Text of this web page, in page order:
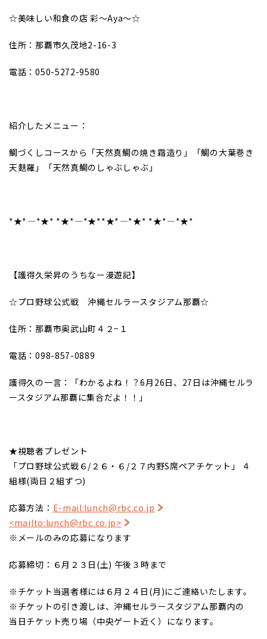
☆美味しい和食の店 彩～Aya～☆
住所：那覇市久茂地2-16-3
電話：050-5272-9580
紹介したメニュー：
鯛づくしコースから「天然真鯛の焼き霜造り」「鯛の大葉巻き
天麩羅」「天然真鯛のしゃぶしゃぶ」
*★*――――*★* *★*――――*★**★*――――*★* *★*――――*★*
【護得久栄昇のうちなー漫遊記】
☆プロ野球公式戦 沖縄セルラースタジアム那覇☆
住所：那覇市奥武山町４２−１
電話：098-857-0889
護得久の一言：「わかるよね！？6月26日、27日は沖縄セルラ
ースタジアム那覇に集合だよ！！」
★視聴者プレゼント
「プロ野球公式戦６/２６・６/２７内野S席ペアチケット」 ４
組様(両日２組ずつ)
応募方法： E-mail:lunch@rbc.co.jp
<mailto:lunch@rbc.co.jp>
※メールのみの応募になります
応募締切：６月２３日(土) 午後３時まで
※チケット当選者様には６月２４日(月)にご連絡いたします。
※チケットの引き渡しは、沖縄セルラースタジアム那覇内の
当日チケット売り場（中央ゲート近く）になります。